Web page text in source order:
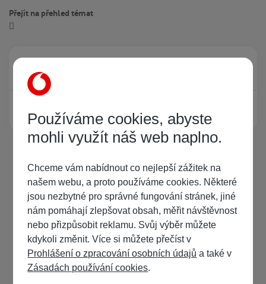
Přejít na přehled témat
Žádný registrovaný uživatel si neprohlíží tuto stránku
Používáme cookies, abyste
mohli využít náš web naplno.
Chceme vám nabídnout co nejlepší zážitek na
našem webu, a proto používáme cookies. Některé
jsou nezbytné pro správné fungování stránek, jiné
nám pomáhají zlepšovat obsah, měřit návštěvnost
nebo přizpůsobit reklamu. Svůj výběr můžete
kdykoli změnit. Více si můžete přečíst v
Prohlášení o zpracování osobních údajů a také v
Zásadách používání cookies.